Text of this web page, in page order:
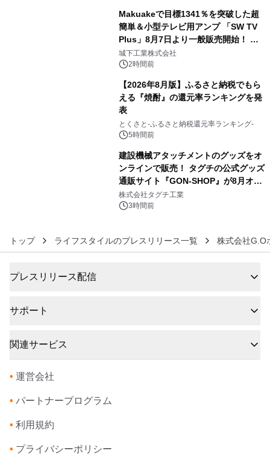
Makuakeで目標1341％を突破した超
簡単＆小型テレビ用アンプ 「SW TV
Plus」8月7日より一般販売開始！ ケ
ーブル1本つなぐだけ、テレビの音が
ぐっと豊かに
城下工業株式会社
2時間前
【2026年8月版】ふるさと納税でもら
える『焼酎』の還元率ランキングを発
表
とくさと-ふるさと納税還元率ランキング-
5時間前
建設機械アタッチメントのグッズをオ
ンラインで販売！ タグチの公式グッズ
通販サイト『GON-SHOP』が8月オー
プン
株式会社タグチ工業
3時間前
トップ ライフスタイルのプレスリリース一覧 株式会社G.O
プレスリリース配信
サポート
関連サービス
• 運営会社
• パートナープログラム
• 利用規約
• プライバシーポリシー